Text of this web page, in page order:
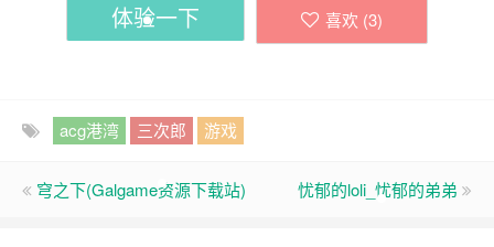
体验一下 喜欢 (3)
acg港湾 三次郎 游戏
穹之下(Galgame资源下载站) 忧郁的loli_忧郁的弟弟